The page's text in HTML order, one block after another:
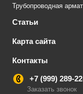
Трубопроводная
Статьи
Карта сайта
Контакты
+7 (999) 289-
Заказать звонок